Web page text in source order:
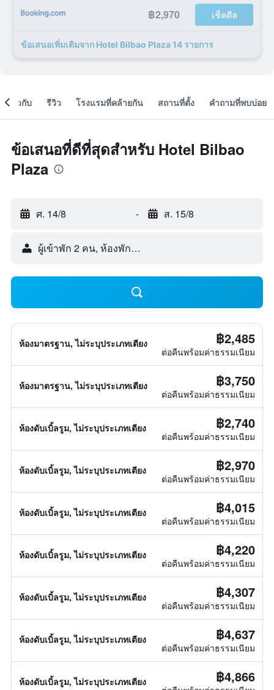
฿2,970 เช็คดีล
ข้อเสนอเพิ่มเติมจาก Hotel Bilbao Plaza 14 รายการ
เกี่ยวกับ รีวิว โรงแรมที่คล้ายกัน สถานที่ตั้ง คำถามที่พบบ่อย
ข้อเสนอที่ดีที่สุดสำหรับ Hotel Bilbao
Plaza
ศ. 14/8 - ส. 15/8
ผู้เข้าพัก 2 คน, ห้องพัก 1 ห้อง
ห้องมาตรฐาน, ไม่ระบุประเภทเตียง ฿2,485
ต่อคืนพร้อมค่าธรรมเนียม
ห้องมาตรฐาน, ไม่ระบุประเภทเตียง ฿3,750
ต่อคืนพร้อมค่าธรรมเนียม
ห้องดับเบิ้ลรูม, ไม่ระบุประเภทเตียง ฿2,740
ต่อคืนพร้อมค่าธรรมเนียม
ห้องดับเบิ้ลรูม, ไม่ระบุประเภทเตียง ฿2,970
ต่อคืนพร้อมค่าธรรมเนียม
ห้องดับเบิ้ลรูม, ไม่ระบุประเภทเตียง ฿4,015
ต่อคืนพร้อมค่าธรรมเนียม
ห้องดับเบิ้ลรูม, ไม่ระบุประเภทเตียง ฿4,220
ต่อคืนพร้อมค่าธรรมเนียม
ห้องดับเบิ้ลรูม, ไม่ระบุประเภทเตียง ฿4,307
ต่อคืนพร้อมค่าธรรมเนียม
ห้องดับเบิ้ลรูม, ไม่ระบุประเภทเตียง ฿4,637
ต่อคืนพร้อมค่าธรรมเนียม
ห้องดับเบิ้ลรูม, ไม่ระบุประเภทเตียง ฿4,866